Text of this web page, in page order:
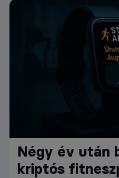
Négy év után
kriptós